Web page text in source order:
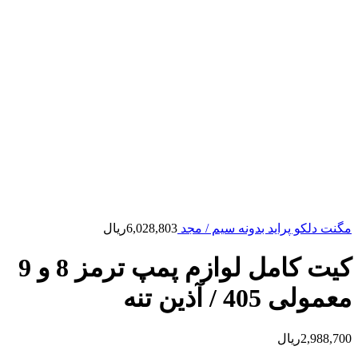
مگنت دلکو پراید بدونه سیم / مجد 6,028,803ریال
کیت کامل لوازم پمپ ترمز 8 و 9
معمولی 405 / آذین تنه
2,988,700ریال